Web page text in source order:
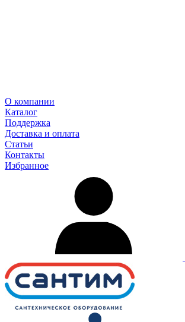
О компании
Каталог
Поддержка
Доставка и оплата
Статьи
Контакты
Избранное